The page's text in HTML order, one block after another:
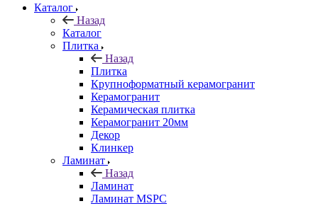
Каталог
Назад
Каталог
Плитка
Назад
Плитка
Крупноформатный керамогранит
Керамогранит
Керамическая плитка
Керамогранит 20мм
Декор
Клинкер
Ламинат
Назад
Ламинат
Ламинат MSPC